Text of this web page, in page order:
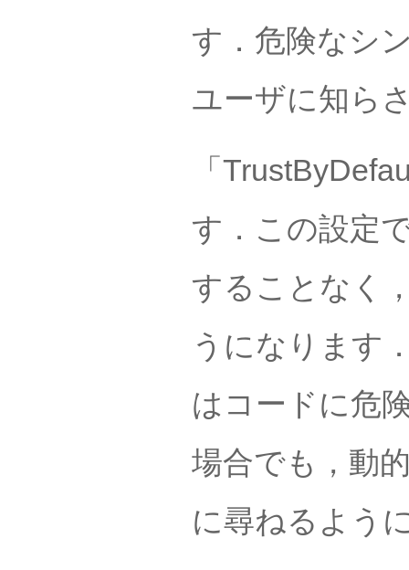
す．危険なシ
ユーザに知ら
「
す．この設定
することなく
うになります
はコードに危
場合でも，動
に尋ねるよう